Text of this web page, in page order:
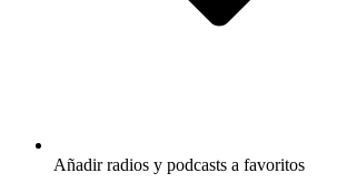
Añadir radios y podcasts a favoritos